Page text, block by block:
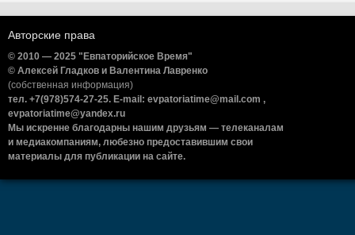
Авторские права
© 2010 — 2025 "Евпаторийское Время"
© Алексей Гладков и Валентина Лавренко
(собственная информация)
тел. +7(978)574-27-25. E-mail: evpatoriatime@mail.com ,
evpatoriatime@yandex.ru
Мы искренне благодарны нашим друзьям — телеканалам
и медиакомпаниям, любезно предоставившим свои
материалы для публикации на сайте.